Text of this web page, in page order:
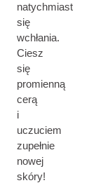
natychmiast
się
wchłania.
Ciesz
się
promienną
cerą
i
uczuciem
zupełnie
nowej
skóry!